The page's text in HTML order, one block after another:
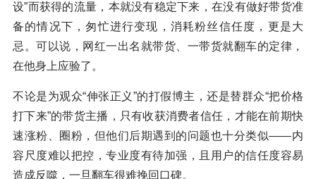
设”而获得的流量，本就没有稳定下来，在没有做好带货准
备的情况下，匆忙进行变现，消耗粉丝信任度，更是大
忌。可以说，网红一出名就带货、一带货就翻车的定律，
在他身上应验了。
不论是为观众“伸张正义”的打假博主，还是替群众“把价格
打下来”的带货主播，只有收获消费者信任，才能在前期快
速涨粉、圈粉，但他们后期遇到的问题也十分类似——内
容尺度难以把控，专业度有待加强，且用户的信任度容易
造成反噬，一旦翻车很难挽回口碑。